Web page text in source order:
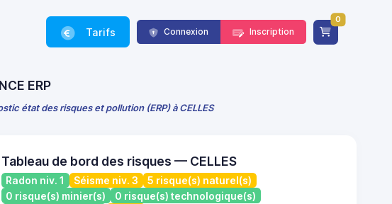
Tarifs Connexion Inscription
0
ERP
état des risques et pollution (ERP) à CELLES
Tableau de bord des risques — CELLES
Radon niv. 1 Séisme niv. 3
5 risque(s) naturel(s)
0 risque(s) minier(s)
0 risque(s) technologique(s)